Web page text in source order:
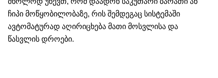
ჩიპი მოწყობილობაზე, რის შემდეგაც სისტემაში
ავტომატურად აღირიცხება მათი მოსვლისა და
წასვლის დროები.